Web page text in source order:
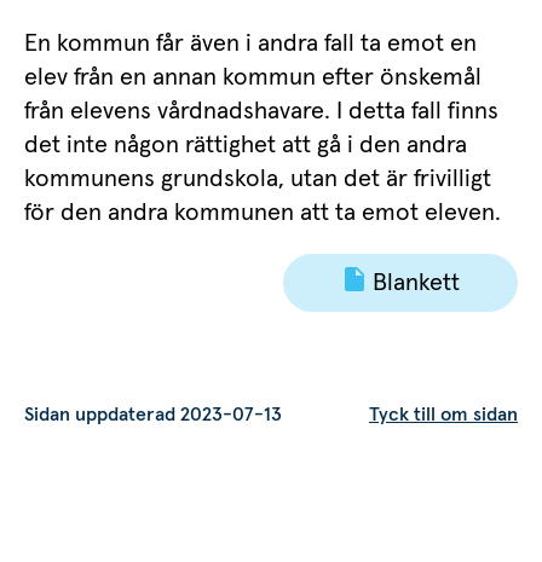
En kommun får även i andra fall ta emot en
elev från en annan kommun efter önskemål
från elevens vårdnadshavare. I detta fall finns
det inte någon rättighet att gå i den andra
kommunens grundskola, utan det är frivilligt
för den andra kommunen att ta emot eleven.
Blankett
Sidan uppdaterad 2023-07-13 Tyck till om sidan